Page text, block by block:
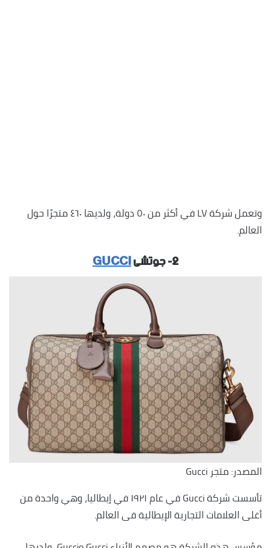
وتعمل شركة LV في أكثر من ٥٠ دولة، ولديها ٤٦٠ متجرًا حول
العالم.
٢- جوتشى GUCCI
المصدر: متجر Gucci
تأسست شركة Gucci في عام ١٩٢١ في إيطاليا، وهي واحدة من
أغلى العلامات التجارية الإيطالية فى العالم.